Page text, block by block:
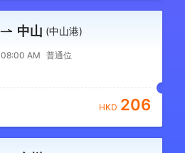
中山 (中山港)
08:00 AM 普通位
HKD 206